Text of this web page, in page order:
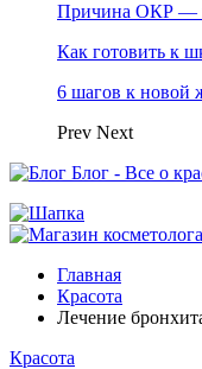
Причина ОКР —
Как готовить к
6 шагов к новой
Prev Next
Блог - Все о
Главная
Красота
Лечение
Красота